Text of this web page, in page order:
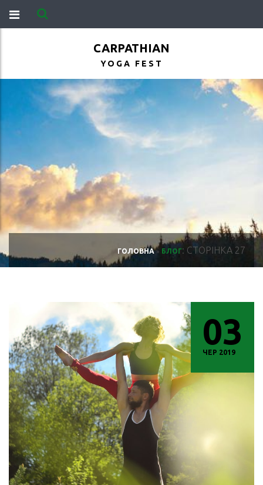
CARPATHIAN
YOGA FEST
ГОЛОВНА» БЛОГ: СТОРІНКА 27
03
ЧЕР 2019